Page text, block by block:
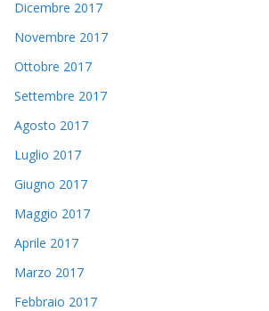
Dicembre 2017
Novembre 2017
Ottobre 2017
Settembre 2017
Agosto 2017
Luglio 2017
Giugno 2017
Maggio 2017
Aprile 2017
Marzo 2017
Febbraio 2017